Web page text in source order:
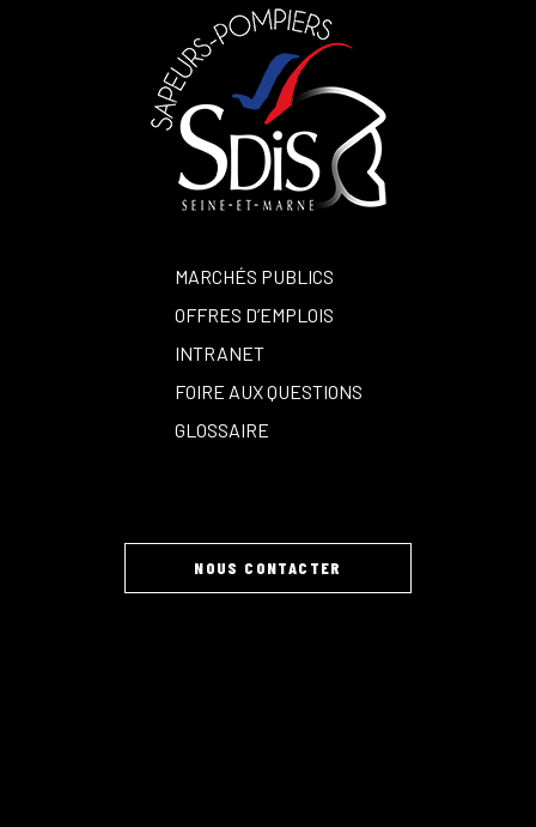
MARCHÉS PUBLICS
OFFRES D’EMPLOIS
INTRANET
FOIRE AUX QUESTIONS
GLOSSAIRE
NOUS CONTACTER